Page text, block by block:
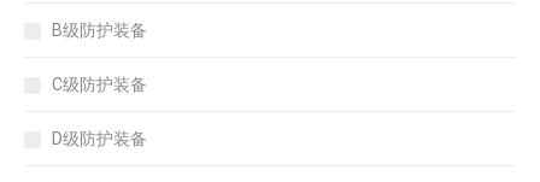
B级防护装备
C级防护装备
D级防护装备